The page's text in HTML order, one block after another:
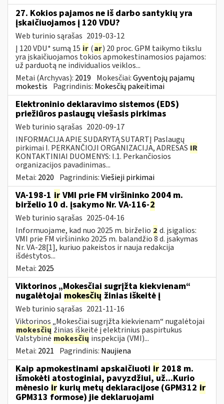
27. Kokios pajamos ne iš darbo santykių yra
įskaičiuojamos į 120 VDU?
Web turinio sąrašas 2019-03-12
Į 120 VDU* sumą 15 ir (ar) 20 proc. GPM taikymo tikslu
yra įskaičiuojamos tokios apmokestinamosios pajamos:
už parduotą ne individualios veiklos...
Metai (Archyvas): 2019 Mokesčiai:Gyventojų pajamų
mokestis Pagrindinis: Mokesčių pakeitimai
Elektroninio deklaravimo sistemos (EDS)
priežiūros paslaugų viešasis pirkimas
Web turinio sąrašas 2020-09-17
INFORMACIJA APIE SUDARYTĄ SUTARTĮ Paslaugų
pirkimai I. PERKANČIOJI ORGANIZACIJA, ADRESAS IR
KONTAKTINIAI DUOMENYS: I.1. Perkančiosios
organizacijos pavadinimas...
Metai: 2020 Pagrindinis:Viešieji pirkimai
VA-198-1 ir VMI prie FM viršininko 2004 m.
birželio 10 d. įsakymo Nr. VA-116-2
Web turinio sąrašas 2025-04-16
Informuojame, kad nuo 2025 m. birželio 2 d. įsigalios:
VMI prie FM viršininko 2025 m. balandžio 8 d. įsakymas
Nr. VA-28[1], kuriuo pakeistos ir nauja redakcija
išdėstytos...
Metai: 2025
Viktorinos „Mokesčiai sugrįžta kiekvienam“
nugalėtojai mokesčių žinias iškeitė į
Web turinio sąrašas 2021-11-16
Viktorinos „Mokesčiai sugrįžta kiekvienam“ nugalėtojai
mokesčių žinias iškeitė į elektrinius paspirtukus
Valstybinė mokesčių inspekcija (VMI)...
Metai: 2021 Pagrindinis: Naujiena
Kaip apmokestinami apskaičiuoti ir 2018 m.
išmokėti atostoginiai, pavyzdžiui, už...Kurio
mėnesio ir kurių metų deklaracijose (GPM312 ir
GPM313 formose) jie deklaruojami